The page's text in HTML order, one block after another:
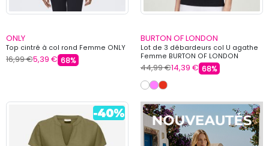
ONLY
Top cintré à col rond Femme ONLY
16,99 €5,39 € 68%
BURTON OF LONDON
Lot de 3 débardeurs col U agathe
Femme BURTON OF LONDON
44,99 €14,39 € 68%